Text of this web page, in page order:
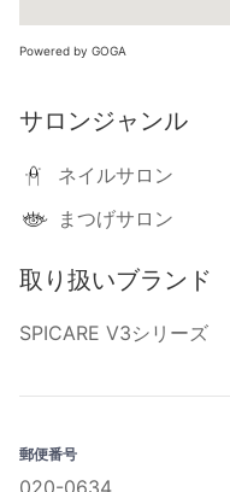
Powered by GOGA
サロンジャンル
ネイルサロン
まつげサロン
取り扱いブランド
SPICARE V3シリーズ
郵便番号